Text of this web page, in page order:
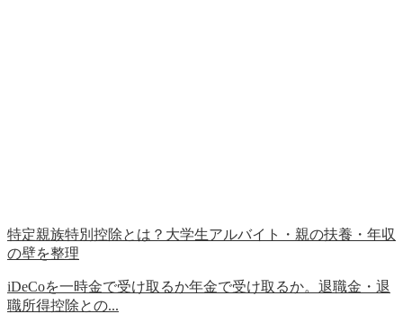
特定親族特別控除とは？大学生アルバイト・親の扶養・年収
の壁を整理
iDeCoを一時金で受け取るか年金で受け取るか。退職金・退
職所得控除との...